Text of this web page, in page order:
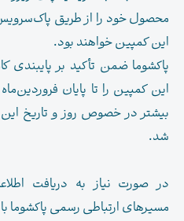
محصول خود را از طریق
این کمپین خواهند بود.
پاکشوما ضمن تأکید بر
بیشتر در خصوص روز و تاریخ
شد.
در صورت نیاز به دریافت
مسیرهای ارتباطی رسمی پاکشوما